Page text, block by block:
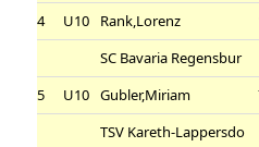
4
U10 Rank,Lorenz
SC Bavaria Regensbur
5
U10 Gubler,Miriam
TSV Kareth-Lappersdo